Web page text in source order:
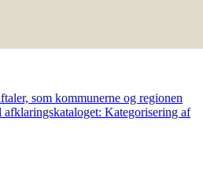
som kommunerne og regionen
Kategorisering af